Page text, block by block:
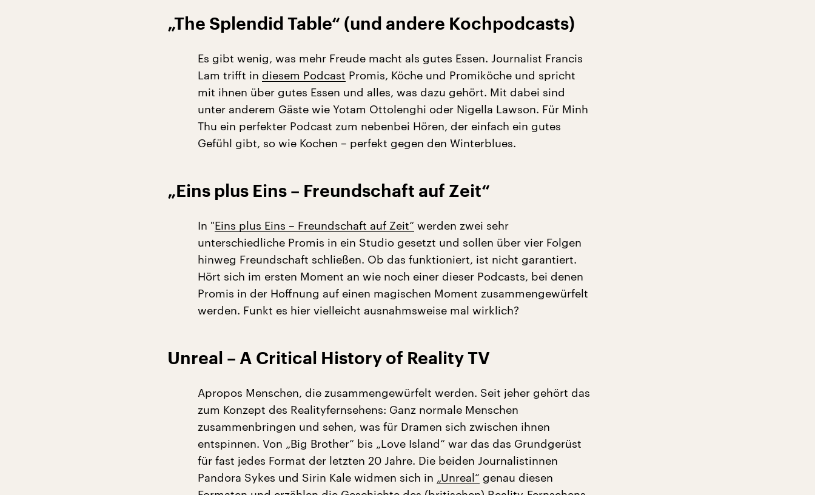
„The Splendid Table“ (und andere Kochpodcasts)
Es gibt wenig, was mehr Freude macht als gutes Essen. Journalist Francis
Lam trifft in diesem Podcast Promis, Köche und Promiköche und spricht
mit ihnen über gutes Essen und alles, was dazu gehört. Mit dabei sind
unter anderem Gäste wie Yotam Ottolenghi oder Nigella Lawson. Für Minh
Thu ein perfekter Podcast zum nebenbei Hören, der einfach ein gutes
Gefühl gibt, so wie Kochen – perfekt gegen den Winterblues.
„Eins plus Eins – Freundschaft auf Zeit“
In "Eins plus Eins – Freundschaft auf Zeit“ werden zwei sehr
unterschiedliche Promis in ein Studio gesetzt und sollen über vier Folgen
hinweg Freundschaft schließen. Ob das funktioniert, ist nicht garantiert.
Hört sich im ersten Moment an wie noch einer dieser Podcasts, bei denen
Promis in der Hoffnung auf einen magischen Moment zusammengewürfelt
werden. Funkt es hier vielleicht ausnahmsweise mal wirklich?
Unreal – A Critical History of Reality TV
Apropos Menschen, die zusammengewürfelt werden. Seit jeher gehört das
zum Konzept des Realityfernsehens: Ganz normale Menschen
zusammenbringen und sehen, was für Dramen sich zwischen ihnen
entspinnen. Von „Big Brother“ bis „Love Island“ war das das Grundgerüst
für fast jedes Format der letzten 20 Jahre. Die beiden Journalistinnen
Pandora Sykes und Sirin Kale widmen sich in „Unreal“ genau diesen